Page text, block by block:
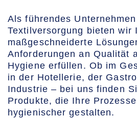
Als führendes
Textilversorgung bieten wir
maßgeschneiderte
Anforderungen an Qualität
Hygiene erfüllen. Ob im
in der Hotellerie, der
Industrie – bei uns finden
Produkte, die Ihre
hygienischer gestalten.